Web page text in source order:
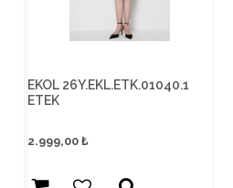
EKOL 26Y.EKL.ETK.01040.1
ETEK
2.999,00₺